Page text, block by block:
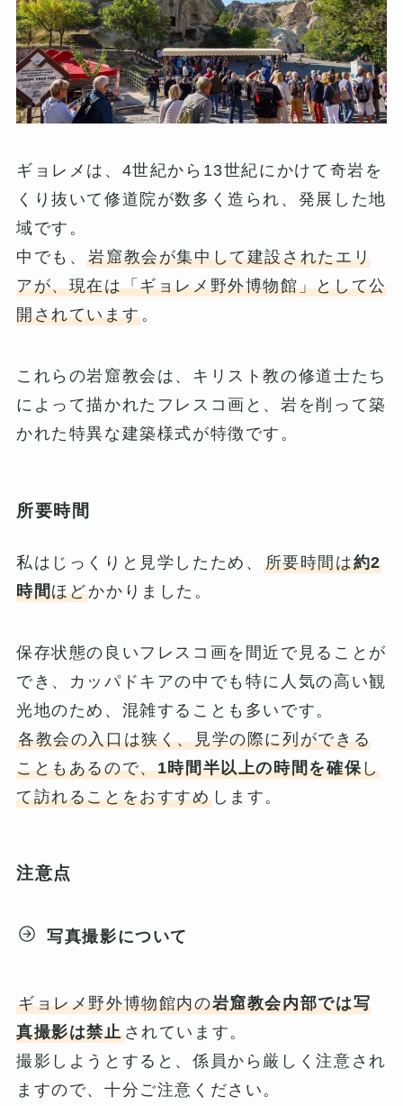
ギョレメは、4世紀から13世紀にかけて奇岩を
くり抜いて修道院が数多く造られ、発展した地
域です。
中でも、岩窟教会が集中して建設されたエリ
アが、現在は「ギョレメ野外博物館」として公
開されています。
これらの岩窟教会は、キリスト教の修道士たち
によって描かれたフレスコ画と、岩を削って築
かれた特異な建築様式が特徴です。
所要時間
私はじっくりと見学したため、 所要時間は約2
時間ほどかかりました。
保存状態の良いフレスコ画を間近で見ることが
でき、カッパドキアの中でも特に人気の高い観
光地のため、混雑することも多いです。
各教会の入口は狭く、見学の際に列ができる
こともあるので、1時間半以上の時間を確保し
て訪れることをおすすめします。
注意点
写真撮影について
ギョレメ野外博物館内の岩窟教会内部では写
真撮影は禁止されています。
撮影しようとすると、係員から厳しく注意され
ますので、十分ご注意ください。